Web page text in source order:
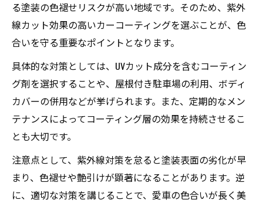
る塗装の色褪せリスクが高い地域です。そのため、紫外
線カット効果の高いカーコーティングを選ぶことが、色
合いを守る重要なポイントとなります。
具体的な対策としては、UVカット成分を含むコーティン
グ剤を選択することや、屋根付き駐車場の利用、ボディ
カバーの併用などが挙げられます。また、定期的なメン
テナンスによってコーティング層の効果を持続させるこ
とも大切です。
注意点として、紫外線対策を怠ると塗装表面の劣化が早
まり、色褪せや艶引けが顕著になることがあります。逆
に、適切な対策を講じることで、愛車の色合いが長く美